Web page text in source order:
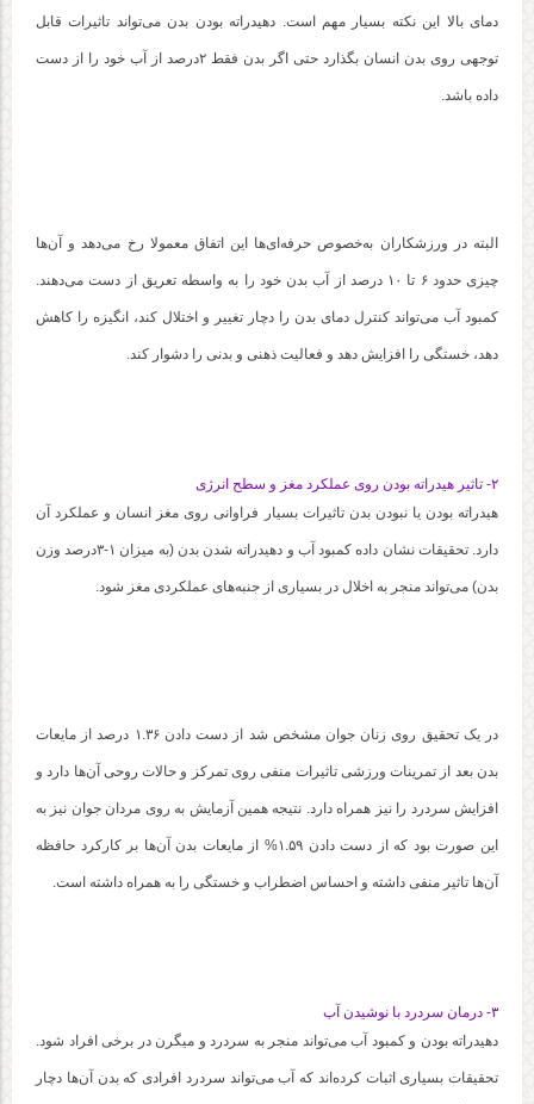
دمای بالا این نکته بسیار مهم است. دهیدراته بودن بدن می‌تواند تاثیرات قابل
توجهی روی بدن انسان بگذارد حتی اگر بدن فقط ۲درصد از آب خود را از دست
داده باشد.
البته در ورزشکاران به‌خصوص حرفه‌ای‌ها این اتفاق معمولا رخ می‌دهد و آن‌ها
چیزی حدود ۶ تا ۱۰ درصد از آب بدن خود را به واسطه تعریق از دست می‌دهند.
کمبود آب می‌تواند کنترل دمای بدن را دچار تغییر و اختلال کند، انگیزه را کاهش
دهد، خستگی را افزایش دهد و فعالیت ذهنی و بدنی را دشوار کند.
۲- تاثیر هیدراته بودن روی عملکرد مغز و سطح انرژی
هیدراته بودن یا نبودن بدن تاثیرات بسیار فراوانی روی مغز انسان و عملکرد آن
دارد. تحقیقات نشان داده کمبود آب و دهیدراته شدن بدن (به میزان ۱-۳درصد وزن
بدن) می‌تواند منجر به اخلال در بسیاری از جنبه‌های عملکردی مغز شود.
در یک تحقیق روی زنان جوان مشخص شد از دست دادن ۱.۳۶ درصد از مایعات
بدن بعد از تمرینات ورزشی تاثیرات منفی روی تمرکز و حالات روحی آن‌ها دارد و
افزایش سردرد را نیز همراه دارد. نتیجه همین آزمایش به روی مردان جوان نیز به
این صورت بود که از دست دادن ۱.۵۹% از مایعات بدن آن‌ها بر کارکرد حافظه
آن‌ها تاثیر منفی داشته و احساس اضطراب و خستگی را به همراه داشته است.
۳- درمان سردرد با نوشیدن آب
دهیدراته بودن و کمبود آب می‌تواند منجر به سردرد و میگرن در برخی افراد شود.
تحقیقات بسیاری اثبات کرده‌اند که آب می‌تواند سردرد افرادی که بدن آن‌ها دچار